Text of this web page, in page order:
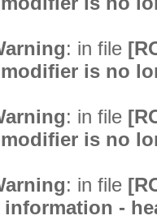
: in file
is no
: in file
is no
: in file
-